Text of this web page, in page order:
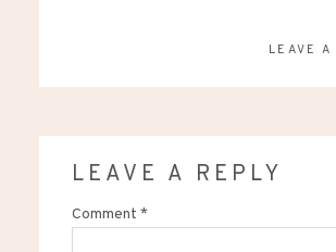
LEAVE A
LEAVE A REPLY
Comment *